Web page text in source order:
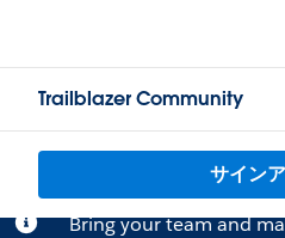
Trailblazer Community
サイン
Bring your team and